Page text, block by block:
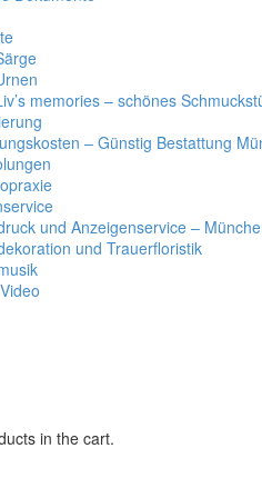
memories – schönes
– Günstig Bestattung
und Anzeigenservice –
und Trauerfloristik
in the cart.